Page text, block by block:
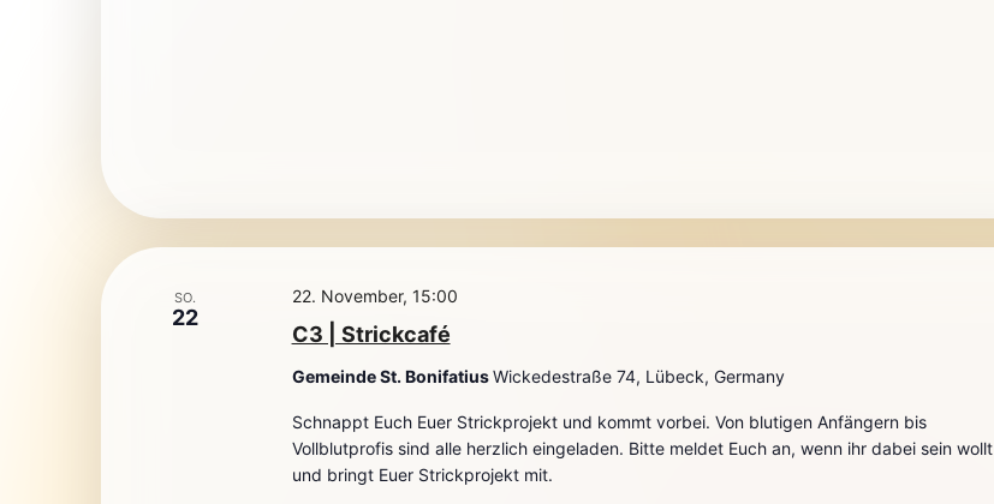
SO.
22
C3 | Strickcafé
22. November, 15:00
Gemeinde St. BonifatiusWickedestraße 74, Lübeck, Germany
Schnappt Euch Euer Strickprojekt und kommt vorbei. Von blutigen Anfängern bis
Vollblutprofis sind alle herzlich eingeladen. Bitte meldet Euch an, wenn ihr dabei sein wollt
und bringt Euer Strickprojekt mit.